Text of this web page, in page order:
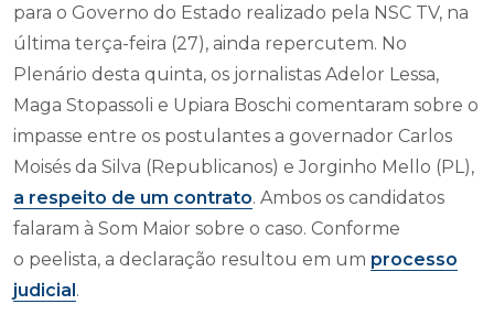
para o Governo do Estado realizado pela NSC TV, na
última terça-feira (27), ainda repercutem. No
Plenário desta quinta, os jornalistas Adelor Lessa,
Maga Stopassoli e Upiara Boschi comentaram sobre o
impasse entre os postulantes a governador Carlos
Moisés da Silva (Republicanos) e Jorginho Mello (PL),
a respeito de um contrato. Ambos os candidatos
falaram à Som Maior sobre o caso. Conforme
o peelista, a declaração resultou em um processo
judicial.